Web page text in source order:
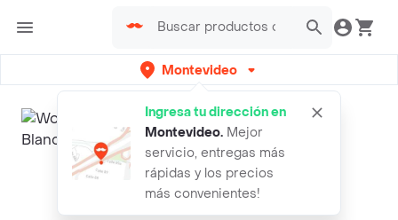
Montevideo
Ingresa tu dirección en
Montevideo. Mejor
servicio, entregas más
rápidas y los precios
más convenientes!